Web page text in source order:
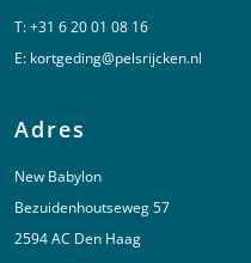
T:+31 6 20 01 08 16
E: kortgeding@pelsrijcken.nl
Adres
New Babylon
Bezuidenhoutseweg 57
2594 AC Den Haag